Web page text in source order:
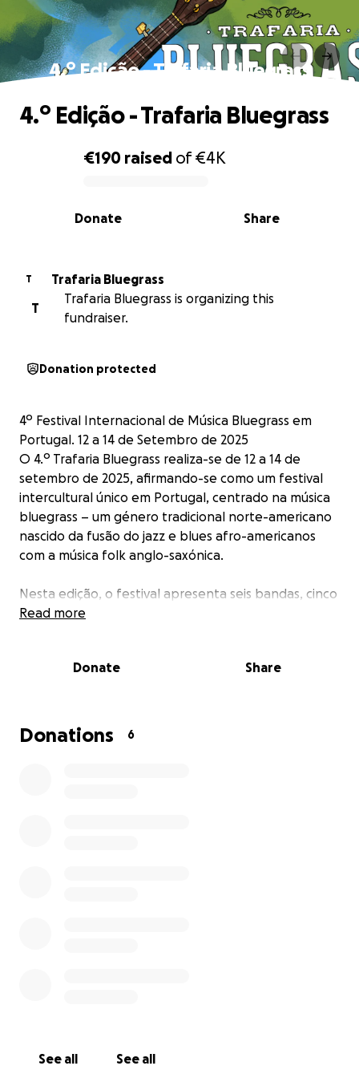
4.º Edição - Trafaria Bluegrass
0% complete
€190 raised of€4K
Share
Donate
4.º Edição - Trafaria Bluegrass
T
Trafaria Bluegrass
T
Trafaria Bluegrass is organizing this
fundraiser.
Donation protected
4º Festival Internacional de Música Bluegrass em
Portugal. 12 a 14 de Setembro de 2025
O 4.º Trafaria Bluegrass realiza-se de 12 a 14 de
setembro de 2025, afirmando-se como um festival
intercultural único em Portugal, centrado na música
bluegrass – um género tradicional norte-americano
nascido da fusão do jazz e blues afro-americanos
com a música folk anglo-saxónica.
Nesta edição, o festival apresenta seis bandas, cinco
internacionais e uma portuguesa, com destaque
músicos de diferentes partes do mundo num
O festival é gratuito e aberto a todas as idades,
Read more
Donate Share
Donations 6
See all See all